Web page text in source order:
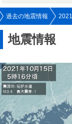
過去の地震情報
地震情報